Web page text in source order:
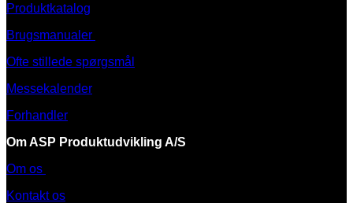
Produktkatalog
Brugsmanualer
Ofte stillede spørgsmål
Messekalender
Forhandler
Om ASP Produktudvikling A/S
Om os
Kontakt os